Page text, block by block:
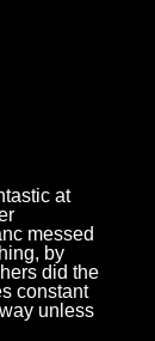
at
messed
by
did the
constant
unless